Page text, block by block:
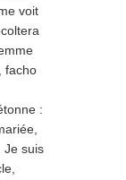
voit
facho
:
Je suis